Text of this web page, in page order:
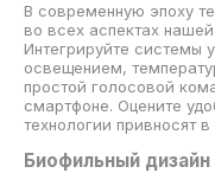
В современную эпоху
во всех аспектах
Интегрируйте системы
освещением,
простой голосовой
смартфоне. Оцените
технологии привносят
Биофильный дизайн